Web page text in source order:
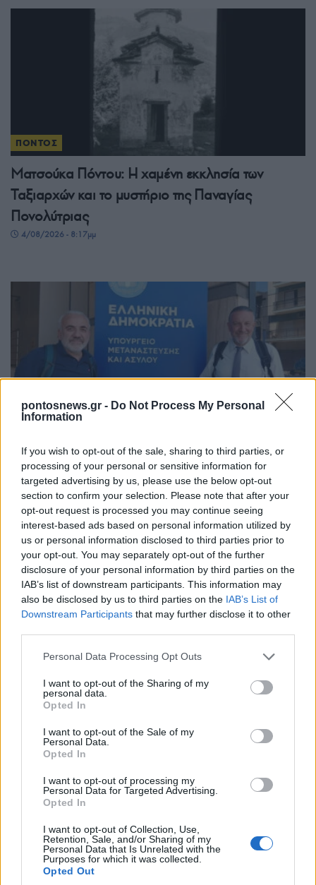
pontosnews.gr - Do Not Process My Personal
Information
If you wish to opt-out of the sale, sharing to third parties, or
processing of your personal or sensitive information for
targeted advertising by us, please use the below opt-out
section to confirm your selection. Please note that after your
opt-out request is processed you may continue seeing
interest-based ads based on personal information utilized by
us or personal information disclosed to third parties prior to
your opt-out. You may separately opt-out of the further
disclosure of your personal information by third parties on the
IAB’s list of downstream participants. This information may
also be disclosed by us to third parties on the IAB’s List of
Downstream Participants that may further disclose it to other
Please note that this website/app uses one or more Google
not limited to your visit or usage behaviour. You may click to
grant or deny consent to Google and its third-party tags to
use your data for below specified purposes in below Google
consent section.
Personal Data Processing Opt Outs
I want to opt-out of the Sharing of my
personal data.
Opted In
I want to opt-out of the Sale of my
Personal Data.
Opted In
I want to opt-out of processing my
Personal Data for Targeted Advertising.
Opted In
I want to opt-out of Collection, Use,
Retention, Sale, and/or Sharing of my
Personal Data that Is Unrelated with the
Purposes for which it was collected.
Opted Out
ΠΟΝΤΟΣ
Ματσούκα Πόντου: Η χαμένη εκκλησία των
Ταξιαρχών και το μυστήριο της Παναγίας
Πονολύτριας
4/08/2026 - 8:17μμ
ΠΟΝΤΟΣ
Γιαϊλαλί: Ο δικηγόρος του καταγγέλλει νέα
«εφεύρεση» με επίκληση απορρήτου
4/08/2026 - 1:45μμ
Γιάννης-Βασίλης Γιαϊλαλί: Κρίσιμη καμπή στη
συνάντησης για το καθεστώς ασύλου
3/08/2026 - 11:50μμ